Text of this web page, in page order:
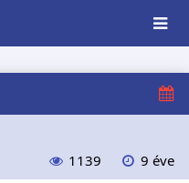
1139 9 éve